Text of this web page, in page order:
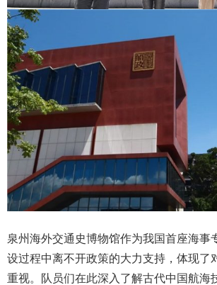
泉州海外交通史博物馆作为我国首座海事
设过程中离不开政策的大力支持，体现了
重视。队员们在此深入了解古代中国航海